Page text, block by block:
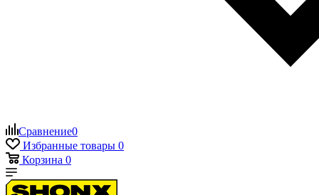
Сравнение0
Избранные товары 0
Корзина 0